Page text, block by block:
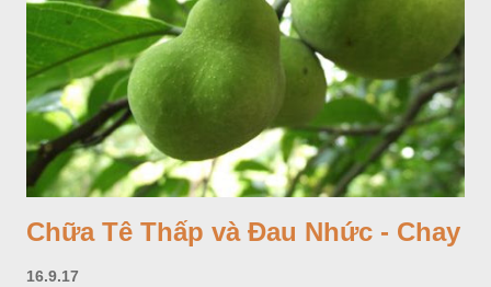
Chữa Tê Thấp và Đau Nhức - Chay
16.9.17